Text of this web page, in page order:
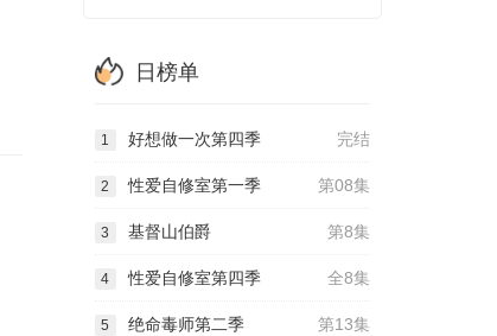
日榜单
完结
1 好想做一次第四季
第08集
2 性爱自修室第一季
第8集
3 基督山伯爵
全8集
4 性爱自修室第四季
第13集
5 绝命毒师第二季